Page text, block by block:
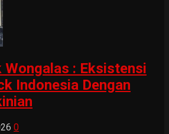
Wongalas : Eksistensi
Indonesia Dengan
0